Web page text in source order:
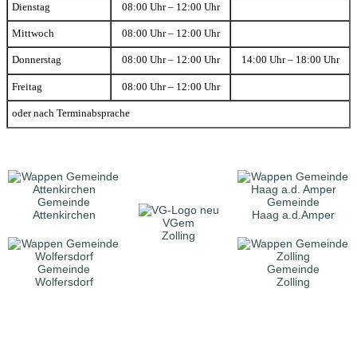
Dienstag 08:00 Uhr – 12:00 Uhr
Mittwoch 08:00 Uhr – 12:00 Uhr
Donnerstag 08:00 Uhr – 12:00 Uhr 14:00 Uhr – 18:00 Uhr
Freitag 08:00 Uhr – 12:00 Uhr
oder nach Terminabsprache
Gemeinde
Attenkirchen
VGem
Zolling
Gemeinde
Haag a.d.Amper
Gemeinde
Wolfersdorf
Gemeinde
Zolling